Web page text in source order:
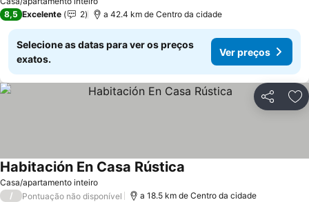
8,5 Excelente 2 a 42.4 km de Centro da cidade
Selecione as datas para ver os preços
exatos.
Ver preços
Partilhar
Casa/apartamento inteiro
Habitación En Casa Rústica
/ Pontuação não disponível a 18.5 km de Centro da cidade